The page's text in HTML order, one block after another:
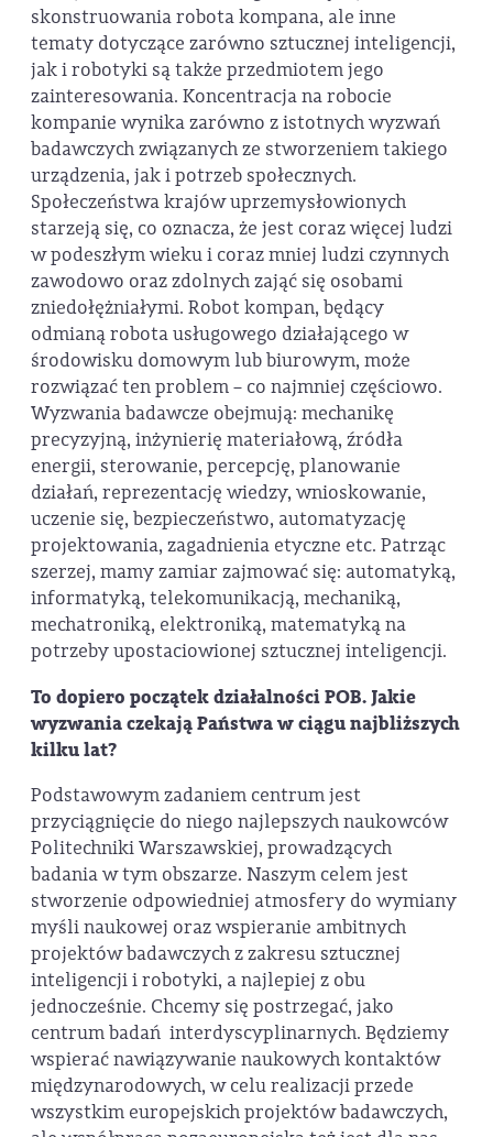
skonstruowania robota kompana, ale inne
tematy dotyczące zarówno sztucznej inteligencji,
jak i robotyki są także przedmiotem jego
zainteresowania. Koncentracja na robocie
kompanie wynika zarówno z istotnych wyzwań
badawczych związanych ze stworzeniem takiego
urządzenia, jak i potrzeb społecznych.
Społeczeństwa krajów uprzemysłowionych
starzeją się, co oznacza, że jest coraz więcej ludzi
w podeszłym wieku i coraz mniej ludzi czynnych
zawodowo oraz zdolnych zająć się osobami
zniedołężniałymi. Robot kompan, będący
odmianą robota usługowego działającego w
środowisku domowym lub biurowym, może
rozwiązać ten problem – co najmniej częściowo.
Wyzwania badawcze obejmują: mechanikę
precyzyjną, inżynierię materiałową, źródła
energii, sterowanie, percepcję, planowanie
działań, reprezentację wiedzy, wnioskowanie,
uczenie się, bezpieczeństwo, automatyzację
projektowania, zagadnienia etyczne etc. Patrząc
szerzej, mamy zamiar zajmować się: automatyką,
informatyką, telekomunikacją, mechaniką,
mechatroniką, elektroniką, matematyką na
potrzeby upostaciowionej sztucznej inteligencji.
To dopiero początek działalności POB. Jakie
wyzwania czekają Państwa w ciągu najbliższych
kilku lat?
Podstawowym zadaniem centrum jest
przyciągnięcie do niego najlepszych naukowców
Politechniki Warszawskiej, prowadzących
badania w tym obszarze. Naszym celem jest
stworzenie odpowiedniej atmosfery do wymiany
myśli naukowej oraz wspieranie ambitnych
projektów badawczych z zakresu sztucznej
inteligencji i robotyki, a najlepiej z obu
jednocześnie. Chcemy się postrzegać, jako
centrum badań interdyscyplinarnych. Będziemy
wspierać nawiązywanie naukowych kontaktów
międzynarodowych, w celu realizacji przede
wszystkim europejskich projektów badawczych,